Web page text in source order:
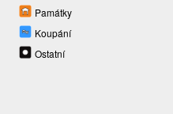
Památky
Koupání
Ostatní